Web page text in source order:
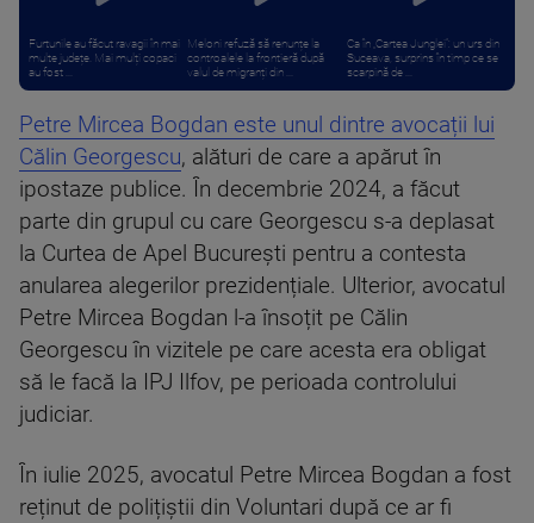
Furtunile au făcut ravagii în mai
multe județe. Mai mulți copaci
au fost ...
Meloni refuză să renunțe la
controalele la frontieră după
valul de migranți din ...
Ca în „Cartea Junglei”: un urs din
Suceava, surprins în timp ce se
scarpină de ...
Petre Mircea Bogdan este unul dintre avocații lui
Călin Georgescu, alături de care a apărut în
ipostaze publice. În decembrie 2024, a făcut
parte din grupul cu care Georgescu s-a deplasat
la Curtea de Apel București pentru a contesta
anularea alegerilor prezidențiale. Ulterior, avocatul
Petre Mircea Bogdan l-a însoțit pe Călin
Georgescu în vizitele pe care acesta era obligat
să le facă la IPJ Ilfov, pe perioada controlului
judiciar.
În iulie 2025, avocatul Petre Mircea Bogdan a fost
reținut de polițiștii din Voluntari după ce ar fi